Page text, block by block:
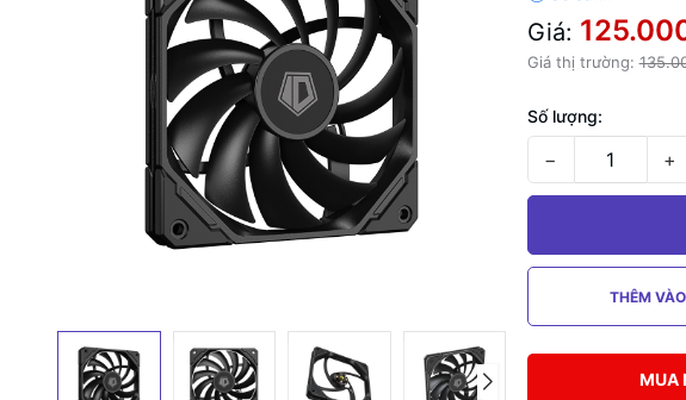
Giá:
Giá thị trường:
Số lượng:
− +
THÊM
MUA